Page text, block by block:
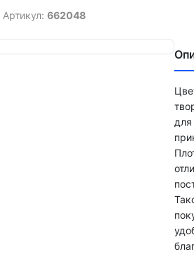
Артикул: 662048